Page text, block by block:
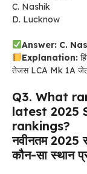
C. Nashik
D. Lucknow
Answer: C.
Explanation:
तेजस LCA Mk 1A जेट
Q3. What
latest 2025
rankings?
नवीनतम 2025
कौन-सा स्थान